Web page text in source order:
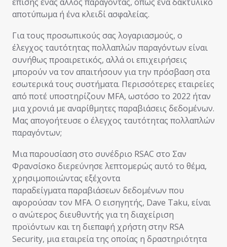
αποτύπωμα ή ένα κλειδί ασφαλείας.
Για τους προσωπικούς σας λογαριασμούς, ο
έλεγχος ταυτότητας πολλαπλών παραγόντων είναι
συνήθως προαιρετικός, αλλά οι επιχειρήσεις
μπορούν να τον απαιτήσουν για την πρόσβαση στα
εσωτερικά τους συστήματα. Περισσότερες εταιρείες
από ποτέ υποστηρίζουν MFA, ωστόσο το 2022 ήταν
μια χρονιά με αναρίθμητες παραβιάσεις δεδομένων.
Μας απογοήτευσε ο έλεγχος ταυτότητας πολλαπλών
παραγόντων;
Μια παρουσίαση στο συνέδριο RSAC στο Σαν
Φρανσίσκο διερεύνησε λεπτομερώς αυτό το θέμα,
χρησιμοποιώντας εξέχοντα
παραδείγματα παραβιάσεων δεδομένων που
αφορούσαν τον MFA. Ο εισηγητής, Dave Taku, είναι
ο ανώτερος διευθυντής για τη διαχείριση
προϊόντων και τη διεπαφή χρήστη στην RSA
Security, μια εταιρεία της οποίας η δραστηριότητα